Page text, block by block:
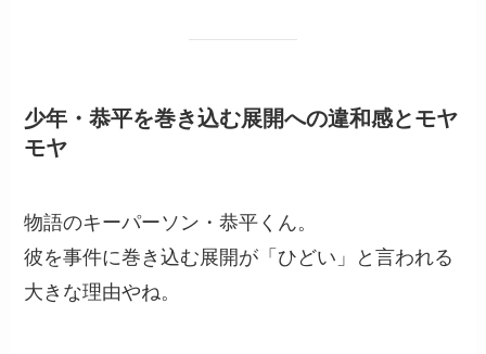
少年・恭平を巻き込む展開への違和感とモヤ
モヤ
物語のキーパーソン・恭平くん。
彼を事件に巻き込む展開が「ひどい」と言われる
大きな理由やね。